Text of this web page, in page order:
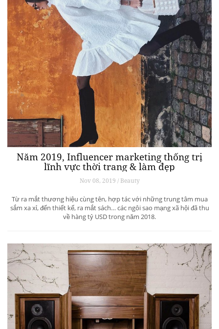
Năm 2019, Influencer marketing thống trị
lĩnh vực thời trang & làm đẹp
Nov 08, 2019 / Beauty
Từ ra mắt thương hiệu cùng tên, hợp tác với những trung tâm mua
sắm xa xỉ, đến thiết kế, ra mắt sách… các ngôi sao mạng xã hội đã thu
về hàng tỷ USD trong năm 2018.